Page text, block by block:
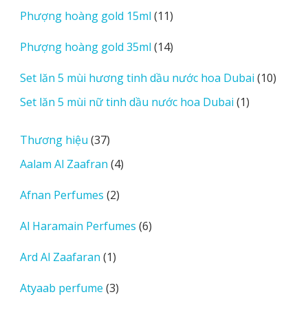
phẩm
Phượng hoàng gold 15ml 1111
phẩm
Phượng hoàng gold 35ml 1414
phẩm
Set lăn 5 mùi hương tinh dầu nước hoa Dubai 1010
Set lăn 5 mùi nữ tinh dầu nước hoa Dubai 11
Thương hiệu 3737
sản
phẩm
Aalam Al Zaafran 44
Afnan Perfumes 22
phẩm
Al Haramain Perfumes 66
Ard Al Zaafaran 11
phẩm
Atyaab perfume 33